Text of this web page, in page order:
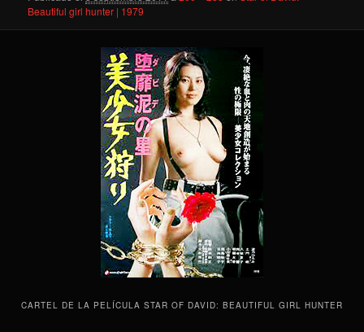
Beautiful girl hunter | 1979
CARTEL DE LA PELÍCULA STAR OF DAVID: BEAUTIFUL GIRL HUNTER